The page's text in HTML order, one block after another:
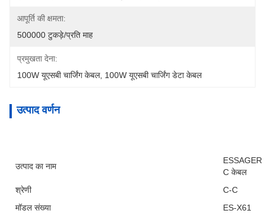
आपूर्ति की क्षमता:
500000 टुकड़े/प्रति माह
प्रमुखता देना:
100W यूएसबी चार्जिंग केबल, 100W यूएसबी चार्जिंग डेटा केबल
उत्पाद वर्णन
उत्पाद का नाम
ESSAGER
C केबल
श्रेणी
C-C
मॉडल संख्या
ES-X61